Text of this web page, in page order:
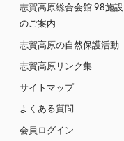
志賀高原総合会館 98施設
のご案内
志賀高原の自然保護活動
志賀高原リンク集
サイトマップ
よくある質問
会員ログイン